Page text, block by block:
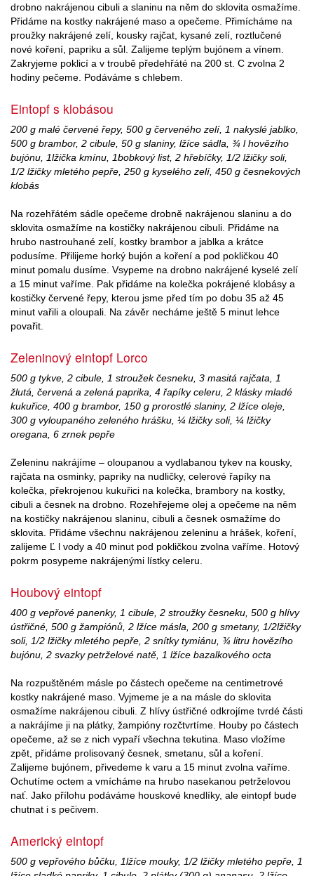
drobno nakrájenou cibuli a slaninu na něm do sklovita osmažíme.
Přidáme na kostky nakrájené maso a opečeme. Přimícháme na
proužky nakrájené zelí, kousky rajčat, kysané zelí, roztlučené
nové koření, papriku a sůl. Zalijeme teplým bujónem a vínem.
Zakryjeme poklicí a v troubě předehřáté na 200 st. C zvolna 2
hodiny pečeme. Podáváme s chlebem.
Eintopf s klobásou
200 g malé červené řepy, 500 g červeného zelí, 1 nakyslé jablko,
500 g brambor, 2 cibule, 50 g slaniny, lžíce sádla, ¾ l hovězího
bujónu, 1lžička kmínu, 1bobkový list, 2 hřebíčky, 1/2 lžičky soli,
1/2 lžičky mletého pepře, 250 g kyselého zelí, 450 g česnekových
klobás
Na rozehřátém sádle opečeme drobně nakrájenou slaninu a do
sklovita osmažíme na kostičky nakrájenou cibuli. Přidáme na
hrubo nastrouhané zelí, kostky brambor a jablka a krátce
podusíme. Přilijeme horký bujón a koření a pod pokličkou 40
minut pomalu dusíme. Vsypeme na drobno nakrájené kyselé zelí
a 15 minut vaříme. Pak přidáme na kolečka pokrájené klobásy a
kostičky červené řepy, kterou jsme před tím po dobu 35 až 45
minut vařili a oloupali. Na závěr necháme ještě 5 minut lehce
povařit.
Zeleninový eintopf Lorco
500 g tykve, 2 cibule, 1 stroužek česneku, 3 masitá rajčata, 1
žlutá, červená a zelená paprika, 4 řapíky celeru, 2 klásky mladé
kukuřice, 400 g brambor, 150 g prorostlé slaniny, 2 lžíce oleje,
300 g vyloupaného zeleného hrášku, ¼ lžičky soli, ¼ lžičky
oregana, 6 zrnek pepře
Zeleninu nakrájíme – oloupanou a vydlabanou tykev na kousky,
rajčata na osminky, papriky na nudličky, celerové řapíky na
kolečka, překrojenou kukuřici na kolečka, brambory na kostky,
cibuli a česnek na drobno. Rozehřejeme olej a opečeme na něm
na kostičky nakrájenou slaninu, cibuli a česnek osmažíme do
sklovita. Přidáme všechnu nakrájenou zeleninu a hrášek, koření,
zalijeme Ľ l vody a 40 minut pod pokličkou zvolna vaříme. Hotový
pokrm posypeme nakrájenými lístky celeru.
Houbový eintopf
400 g vepřové panenky, 1 cibule, 2 stroužky česneku, 500 g hlívy
ústřičné, 500 g žampiónů, 2 lžíce másla, 200 g smetany, 1/2lžičky
soli, 1/2 lžičky mletého pepře, 2 snítky tymiánu, ¾ litru hovězího
bujónu, 2 svazky petrželové natě, 1 lžíce bazalkového octa
Na rozpuštěném másle po částech opečeme na centimetrové
kostky nakrájené maso. Vyjmeme je a na másle do sklovita
osmažíme nakrájenou cibuli. Z hlívy ústřičné odkrojíme tvrdé části
a nakrájíme ji na plátky, žampióny rozčtvrtíme. Houby po částech
opečeme, až se z nich vypaří všechna tekutina. Maso vložíme
zpět, přidáme prolisovaný česnek, smetanu, sůl a koření.
Zalijeme bujónem, přivedeme k varu a 15 minut zvolna vaříme.
Ochutíme octem a vmícháme na hrubo nasekanou petrželovou
nať. Jako přílohu podáváme houskové knedlíky, ale eintopf bude
chutnat i s pečivem.
Americký eintopf
500 g vepřového bůčku, 1lžíce mouky, 1/2 lžičky mletého pepře, 1